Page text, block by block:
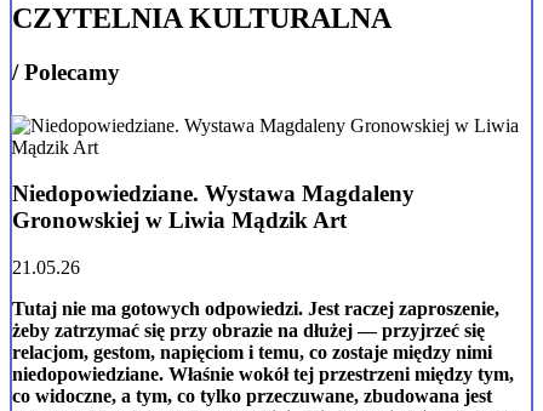
CZYTELNIA KULTURALNA
/ Polecamy
Niedopowiedziane. Wystawa Magdaleny
Gronowskiej w Liwia Mądzik Art
21.05.26
Tutaj nie ma gotowych odpowiedzi. Jest raczej zaproszenie,
żeby zatrzymać się przy obrazie na dłużej — przyjrzeć się
relacjom, gestom, napięciom i temu, co zostaje między nimi
niedopowiedziane. Właśnie wokół tej przestrzeni między tym,
co widoczne, a tym, co tylko przeczuwane, zbudowana jest